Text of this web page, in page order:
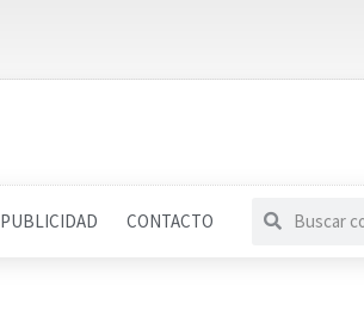
PUBLICIDAD CONTACTO